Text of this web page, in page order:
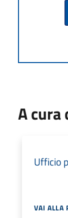
A cura
Ufficio
VAI ALLA